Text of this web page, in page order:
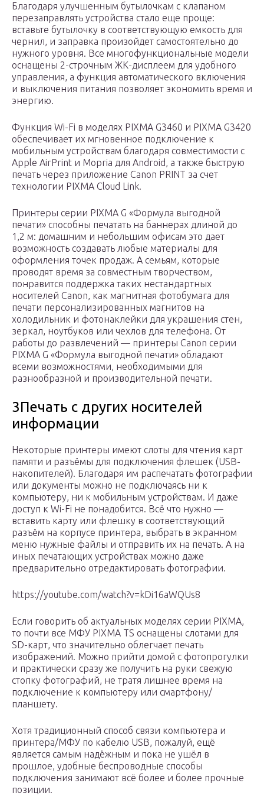
Благодаря улучшенным бутылочкам с клапаном
перезаправлять устройства стало еще проще:
вставьте бутылочку в соответствующую емкость для
чернил, и заправка произойдет самостоятельно до
нужного уровня. Все многофункциональные модели
оснащены 2-строчным ЖК-дисплеем для удобного
управления, а функция автоматического включения
и выключения питания позволяет экономить время и
энергию.
Функция Wi-Fi в моделях PIXMA G3460 и PIXMA G3420
обеспечивает их мгновенное подключение к
мобильным устройствам благодаря совместимости с
Apple AirPrint и Mopria для Android, а также быструю
печать через приложение Canon PRINT за счет
технологии PIXMA Cloud Link.
Принтеры серии PIXMA G «Формула выгодной
печати» способны печатать на баннерах длиной до
1,2 м: домашним и небольшим офисам это дает
возможность создавать любые материалы для
оформления точек продаж. А семьям, которые
проводят время за совместным творчеством,
понравится поддержка таких нестандартных
носителей Canon, как магнитная фотобумага для
печати персонализированных магнитов на
холодильник и фотонаклейки для украшения стен,
зеркал, ноутбуков или чехлов для телефона. От
работы до развлечений — принтеры Canon серии
PIXMA G «Формула выгодной печати» обладают
всеми возможностями, необходимыми для
разнообразной и производительной печати.
3Печать с других носителей
информации
Некоторые принтеры имеют слоты для чтения карт
памяти и разъёмы для подключения флешек (USB-
накопителей). Благодаря им распечатать фотографии
или документы можно не подключаясь ни к
компьютеру, ни к мобильным устройствам. И даже
доступ к Wi-Fi не понадобится. Всё что нужно —
вставить карту или флешку в соответствующий
разъём на корпусе принтера, выбрать в экранном
меню нужные файлы и отправить их на печать. А на
иных печатающих устройствах можно даже
предварительно отредактировать фотографии.
https://youtube.com/watch?v=kDi16aWQUs8
Если говорить об актуальных моделях серии PIXMA,
то почти все МФУ PIXMA TS оснащены слотами для
SD-карт, что значительно облегчает печать
изображений. Можно прийти домой с фотопрогулки
и практически сразу же получить на руки свежую
стопку фотографий, не тратя лишнее время на
подключение к компьютеру или смартфону/
планшету.
Хотя традиционный способ связи компьютера и
принтера/МФУ по кабелю USB, пожалуй, ещё
является самым надёжным и пока не ушёл в
прошлое, удобные беспроводные способы
подключения занимают всё более и более прочные
позиции.